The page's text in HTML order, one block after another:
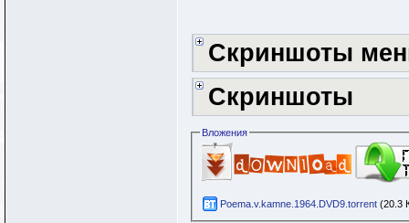
Скриншоты
Скриншоты
Вложения
Poema.v.kamne.1964.DVD9.torrent (20.3